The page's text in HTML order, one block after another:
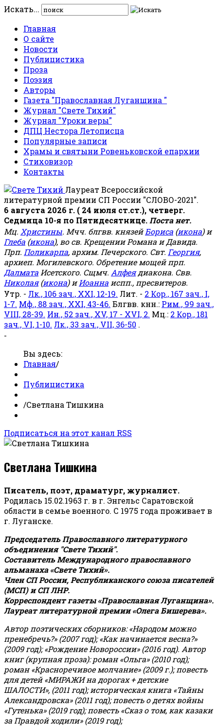
Искать...
Главная
О сайте
Новости
Публицистика
Проза
Поэзия
Авторы
Газета "Православная Луганщина "
Журнал "Свете Тихий"
Журнал "Уроки веры"
ДПЦ Нестора Летописца
Популярные записи
Храмы и святыни Ровеньковской епархии
Стиховизор
Контакты
Лауреат Всероссийской
литературной премии СП России "СЛОВО-2021".
6 августа 2026 г. ( 24 июля ст.ст.), четверг.
Седмица 10-я по Пятидесятнице. Поста нет.
Мц. Христины. Мчч. блгвв. князейБориса (икона) и
Глеба (икона), во св. Крещении Романа и Давида.
Прп. Поликарпа, архим. Печерского. Свт. Георгия,
архиеп. Могилевского. Обретение мощей прп.
Далмата Исетского. Сщмч. Алфеядиакона. Свв.
Николая(икона) иИоанна испп., пресвитеров.
Утр. - Лк., 106 зач., XXI, 12-19. Лит. - 2 Кор., 167 зач., I,
1-7. Мф., 88 зач., XXI, 43-46. Блгвв. кнн.: Рим., 99 зач.,
VIII, 28-39. Ин., 52 зач., XV, 17 - XVI, 2. Мц.: 2 Кор., 181
зач., VI, 1-10. Лк., 33 зач., VII, 36-50 .
-
Вы здесь:
Главная/
Публицистика
/Светлана Тишкина
Подписаться на этот канал RSS
Светлана Тишкина
Писатель, поэт, драматург, журналист.
Родилась 15.02.1963 г. в г. Энгельс Саратовской
области в семье военного. С 1975 года проживает в
г. Луганске.
Председатель Православного литературного
объединения "Свете Тихий".
Составитель Международного православного
альманаха «Свете Тихий».
Член СП России, Республиканского союза писателей
(МСП) и СП ЛНР.
Корреспондент газеты «Православная Луганщина».
Лауреат литературной премии «Олега Бишерева».
Автор поэтических сборников: «Народом можно
пренебречь?» (2007 год); «Как начинается весна?»
(2009 год); «Рождение Новороссии» (2016 год). Автор
книг (крупная проза): роман «Ольга» (2010 год);
роман «Красноречивое молчание» (2009 г.); повесть
для детей «МИРАЖИ на дорогах + детские
ШАЛОСТИ», (2011 год); историческая книга «Тайны
Александровска» (2011 год); повесть о детях войны
«Гутенька» (2019 год); повесть «Сказ о том, как казаки
за Правдой ходили» (2019 год);